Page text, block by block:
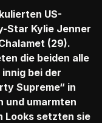
US-
Star Kylie Jenner
(29).
die beiden alle
bei der
Supreme“ in
und umarmten
Looks setzten sie